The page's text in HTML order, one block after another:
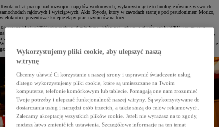
Toyota od lat pracuje nad rozwojem napędów wodorowych, wykorzystując tę technologię również w swoich
samochodach rajdowych i wyścigowych. Akio Toyoda, który w zawodach startuje pod pseudonimem Morizo,
wielokrotnie prezentował kolejne etapy prac inżynierów na torze.
Tak na przykład w 2022 roku podczas Rajdu Ypres, który jest jednym z etapów cyklu WRC, pojawił się
na trasie odcinków specjalnych za kierownicą GR Yarisa z wodorowym silnikiem spalinowym. W 2023 roku,
a więc w setną rocznicę wyścigu 24h Le Mans, wyjechał na Circuit de la Sarthe w GR Corolli H2 Concept.
W japońskiej serii wyścigowej Super Taikyu startował prototypową GR Corollą z silnikami na wodór w stanie
gazowym oraz skroplonym.
Wykorzystujemy pliki cookie, aby ulepszyć naszą
witrynę
Chcemy ułatwić Ci korzystanie z naszej strony i usprawnić świadczenie usług,
dlatego wykorzystujemy pliki cookie, które są umieszczane na Twoim
komputerze, telefonie komórkowym lub tablecie. Pomagają one nam zrozumieć
Twoje potrzeby i ulepszać funkcjonalność naszej witryny. Są wykorzystywane do
dostarczania usług i narzędzi osób trzecich, a także służą do celów reklamowych.
Zalecamy akceptację wszystkich plików cookie. Jeżeli nie wyrażasz na to zgody,
możesz łatwo zmienić ich ustawienia. Szczegółowe informacje na ten temat